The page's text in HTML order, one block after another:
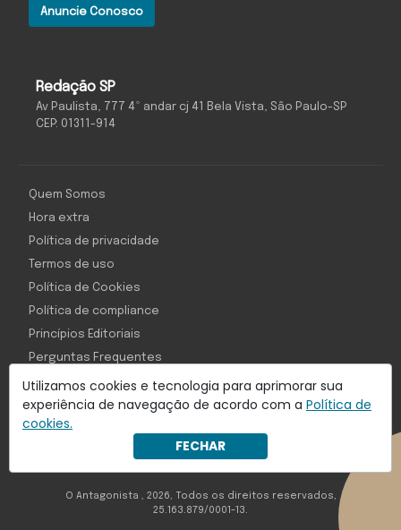
Utilizamos cookies e tecnologia para aprimorar sua
experiência de navegação de acordo com a Política de
cookies.
FECHAR
Redação SP
Av Paulista, 777 4º andar cj 41 Bela Vista, São Paulo-SP
CEP: 01311-914
Anuncie Conosco
Com inteligência e tecnologia:
Object1ve - Marketing Solution
Quem Somos
Hora extra
Política de privacidade
Termos de uso
Política de Cookies
Política de compliance
Princípios Editoriais
Perguntas Frequentes
O Antagonista , 2026, Todos os direitos reservados,
25.163.879/0001-13.